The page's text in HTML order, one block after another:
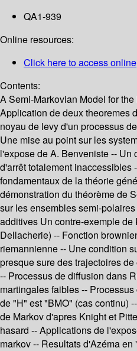
QA1-939
Online resources:
Click here to access online
Contents:
A Semi-Markovian Model for
Application de deux theoremes
noyau de levy d'un processus
Une mise au point sur les
l'expose de A. Benveniste -- Un
d'arrêt totalement inaccessibles
fondamentaux de la théorie
démonstration du théorème de
sur les ensembles semi-
additives Un contre-exemple de
Dellacherie) -- Fonction
riemannienne -- Une condition
presque sure des trajectoires
-- Processus de diffusion dans
martingales faibles --
de "H" est "BMO" (cas continu)
de Markov d'apres Knight et
hasard -- Applications de
markov -- Resultats d'Azéma